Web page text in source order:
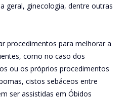
geral, ginecologia, dentre outras
procedimentos para melhorar a
como no caso dos
ou os próprios procedimentos
cistos sebáceos entre
ser assistidas em Óbidos